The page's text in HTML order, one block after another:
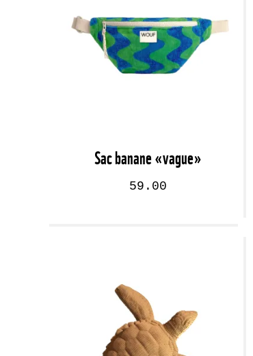
Sac banane «vague»
59.00